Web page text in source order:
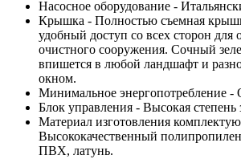
Насосное оборудование -
Крышка - Полностью съемная
удобный доступ со всех сторон для
очистного сооружения. Сочный
впишется в любой ландшафт и
окном.
Минимальное энергопотребление -
Блок управления - Высокая
Материал изготовления
Высококачественный
ПВХ, латунь.